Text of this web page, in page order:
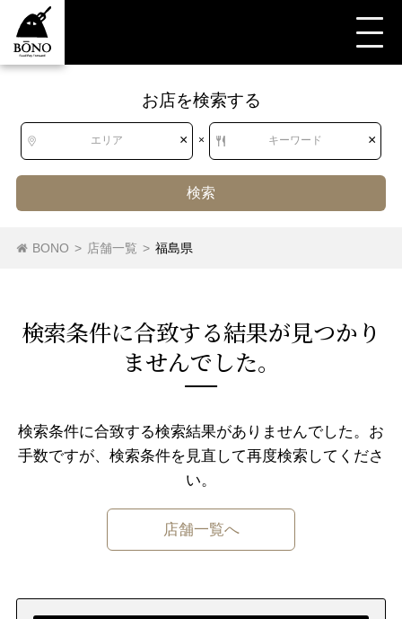
お店を検索する
エリア × × キーワード ×
検索
BONO > 店舗一覧 > 福島県
すべて 福島県
北海道 北海道
山形県 福島県
栃木県
山梨県 長野県 岐阜県
愛知県
すべて 洋食・西洋料理 ステーキ・ハンバーグ ステーキ
ステーキ ハンバーグ
検索条件に合致する結果が⾒つかり
ませんでした。
検索条件に合致する検索結果がありませんでした。 お
手数ですが、検索条件を⾒直して再度検索してくださ
い。
店舗一覧へ